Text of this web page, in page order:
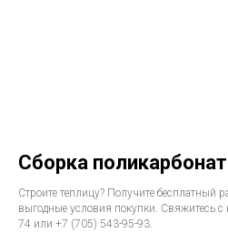
Сборка
Строите теплицу? Получите бесплатный
выгодные условия покупки. Свяжитесь
74 или +7 (705) 543-95-93.